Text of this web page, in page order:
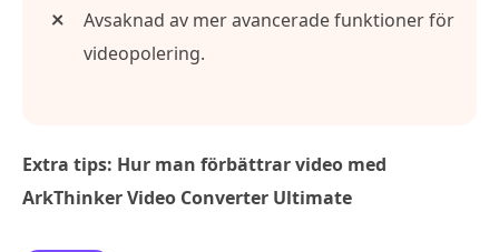
Avsaknad av mer avancerade funktioner för
videopolering.
Extra tips: Hur man förbättrar video med
ArkThinker Video Converter Ultimate